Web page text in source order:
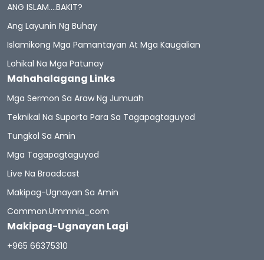
ANG ISLAM….BAKIT?
Ang Layunin Ng Buhay
Islamikong Mga Pamantayan At Mga Kaugalian
Lohikal Na Mga Patunay
Mahahalagang Links
Mga Sermon Sa Araw Ng Jumuah
Teknikal Na Suporta Para Sa Tagapagtaguyod
Tungkol Sa Amin
Mga Tagapagtaguyod
Live Na Broadcast
Makipag-Ugnayan Sa Amin
Common.ummnia_com
Makipag-Ugnayan Lagi
+965 66375310